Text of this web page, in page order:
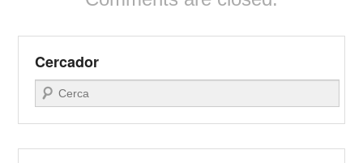
Cercador
Search